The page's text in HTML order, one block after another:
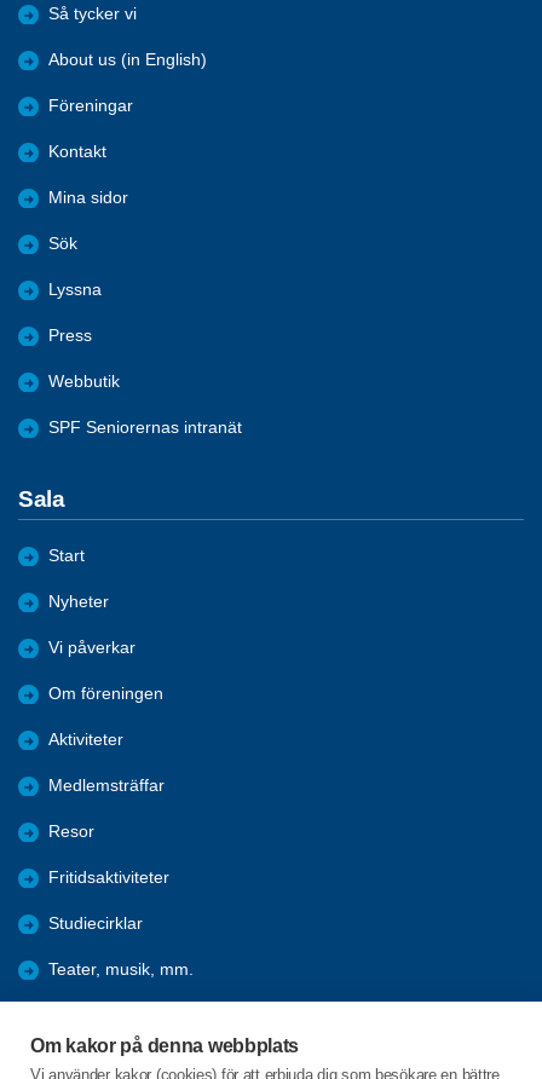
Om kakor på denna webbplats
Vi använder kakor (cookies) för att erbjuda dig som besökare en bättre
Så tycker vi
About us (in English)
Föreningar
Kontakt
Mina sidor
Sök
Lyssna
Press
Webbutik
SPF Seniorernas intranät
Sala
Start
Nyheter
Vi påverkar
Om föreningen
Aktiviteter
Medlemsträffar
Resor
Fritidsaktiviteter
Studiecirklar
Teater, musik, mm.
Förmåner